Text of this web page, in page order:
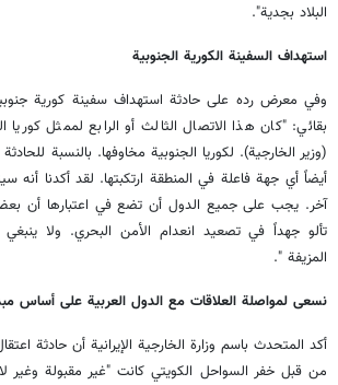
البلاد بجدية".
استهداف السفينة الكورية الجنوبية
وفي معرض رده على حادثة استهداف سفينة كورية
بقائي: "كان هذا الاتصال الثالث أو الرابع لممثل كوريا
(وزير الخارجية). لكوريا الجنوبية مخاوفها. بالنسبة
أيضاً أي جهة فاعلة في المنطقة ارتكبتها. لقد أكدنا
آخر. يجب على جميع الدول أن تضع في اعتبارها أن
تألو جهداً في تصعيد انعدام الأمن البحري. ولا ينبغي
المزيفة ".
نسعى لمواصلة العلاقات مع الدول العربية على أساس
أكد المتحدث باسم وزارة الخارجية الإيرانية أن حادثة
من قبل خفر السواحل الكويتي كانت "غير مقبولة وغير